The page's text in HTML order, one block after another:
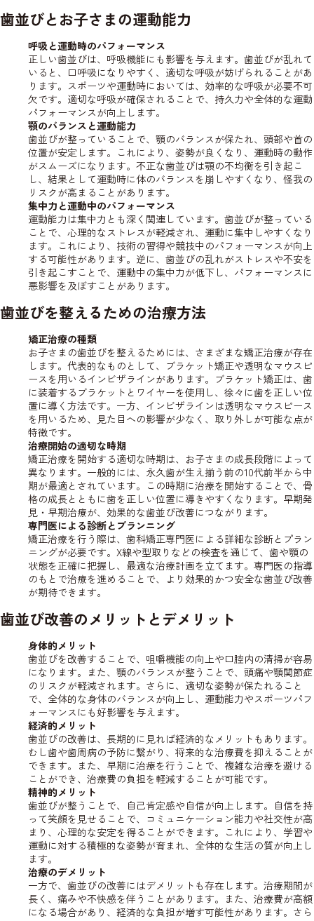
歯並びとお子さまの運動能力
呼吸と運動時のパフォーマンス
正しい歯並びは、呼吸機能にも影響を与えます。歯並びが乱れて
いると、口呼吸になりやすく、適切な呼吸が妨げられることがあ
ります。スポーツや運動時においては、効率的な呼吸が必要不可
欠です。適切な呼吸が確保されることで、持久力や全体的な運動
パフォーマンスが向上します。
顎のバランスと運動能力
歯並びが整っていることで、顎のバランスが保たれ、頭部や首の
位置が安定します。これにより、姿勢が良くなり、運動時の動作
がスムーズになります。不正な歯並びは顎の不均衡を引き起こ
し、結果として運動時に体のバランスを崩しやすくなり、怪我の
リスクが高まることがあります。
集中力と運動中のパフォーマンス
運動能力は集中力とも深く関連しています。歯並びが整っている
ことで、心理的なストレスが軽減され、運動に集中しやすくなり
ます。これにより、技術の習得や競技中のパフォーマンスが向上
する可能性があります。逆に、歯並びの乱れがストレスや不安を
引き起こすことで、運動中の集中力が低下し、パフォーマンスに
悪影響を及ぼすことがあります。
歯並びを整えるための治療方法
矯正治療の種類
お子さまの歯並びを整えるためには、さまざまな矯正治療が存在
します。代表的なものとして、ブラケット矯正や透明なマウスピ
ースを用いるインビザラインがあります。ブラケット矯正は、歯
に装着するブラケットとワイヤーを使用し、徐々に歯を正しい位
置に導く方法です。一方、インビザラインは透明なマウスピース
を用いるため、見た目への影響が少なく、取り外しが可能な点が
特徴です。
治療開始の適切な時期
矯正治療を開始する適切な時期は、お子さまの成長段階によって
異なります。一般的には、永久歯が生え揃う前の10代前半から中
期が最適とされています。この時期に治療を開始することで、骨
格の成長とともに歯を正しい位置に導きやすくなります。早期発
見・早期治療が、効果的な歯並び改善につながります。
専門医による診断とプランニング
矯正治療を行う際は、歯科矯正専門医による詳細な診断とプラン
ニングが必要です。X線や型取りなどの検査を通じて、歯や顎の
状態を正確に把握し、最適な治療計画を立てます。専門医の指導
のもとで治療を進めることで、より効果的かつ安全な歯並び改善
が期待できます。
歯並び改善のメリットとデメリット
身体的メリット
歯並びを改善することで、咀嚼機能の向上や口腔内の清掃が容易
になります。また、顎のバランスが整うことで、頭痛や顎関節症
のリスクが軽減されます。さらに、適切な姿勢が保たれること
で、全体的な身体のバランスが向上し、運動能力やスポーツパフ
ォーマンスにも好影響を与えます。
経済的メリット
歯並びの改善は、長期的に見れば経済的なメリットもあります。
むし歯や歯周病の予防に繋がり、将来的な治療費を抑えることが
できます。また、早期に治療を行うことで、複雑な治療を避ける
ことができ、治療費の負担を軽減することが可能です。
精神的メリット
歯並びが整うことで、自己肯定感や自信が向上します。自信を持
って笑顔を見せることで、コミュニケーション能力や社交性が高
まり、心理的な安定を得ることができます。これにより、学習や
運動に対する積極的な姿勢が育まれ、全体的な生活の質が向上し
ます。
治療のデメリット
一方で、歯並びの改善にはデメリットも存在します。治療期間が
長く、痛みや不快感を伴うことがあります。また、治療費が高額
になる場合があり、経済的な負担が増す可能性があります。さら